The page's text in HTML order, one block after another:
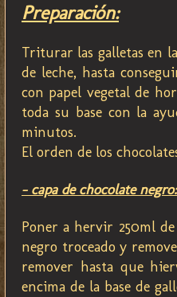
Preparación:
Triturar las galletas en
de leche, hasta
con papel vegetal de
toda su base con la
minutos.
El orden de los
- capa de chocolate negro:
Poner a hervir 250ml
negro troceado y
remover hasta que
encima de la base de